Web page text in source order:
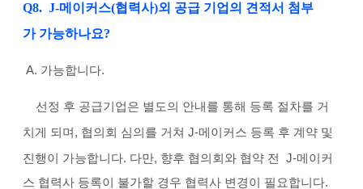
Q8. J-메이커스(협력사)외 공급 기업의 견적서 첨부
가 가능하나요?
A. 가능합니다.
선정 후 공급기업은 별도의 안내를 통해 등록 절차를 거
치게 되며, 협의회 심의를 거쳐 J-메이커스 등록 후 계약 및
진행이 가능합니다. 다만, 향후 협의회와 협약 전 J-메이커
스 협력사 등록이 불가할 경우 협력사 변경이 필요합니다.